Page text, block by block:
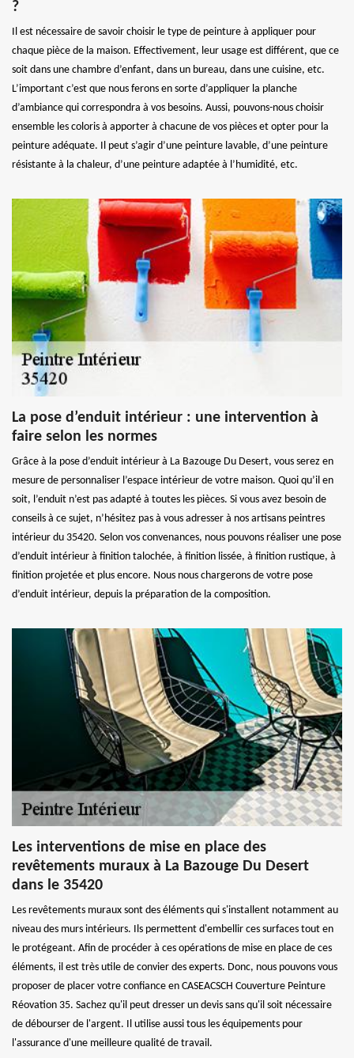
?
Il est nécessaire de savoir choisir le type de peinture à appliquer pour
chaque pièce de la maison. Effectivement, leur usage est différent, que ce
soit dans une chambre d’enfant, dans un bureau, dans une cuisine, etc.
L’important c’est que nous ferons en sorte d’appliquer la planche
d’ambiance qui correspondra à vos besoins. Aussi, pouvons-nous choisir
ensemble les coloris à apporter à chacune de vos pièces et opter pour la
peinture adéquate. Il peut s’agir d’une peinture lavable, d’une peinture
résistante à la chaleur, d’une peinture adaptée à l’humidité, etc.
La pose d’enduit intérieur : une intervention à
faire selon les normes
Grâce à la pose d’enduit intérieur à La Bazouge Du Desert, vous serez en
mesure de personnaliser l’espace intérieur de votre maison. Quoi qu’il en
soit, l’enduit n’est pas adapté à toutes les pièces. Si vous avez besoin de
conseils à ce sujet, n’hésitez pas à vous adresser à nos artisans peintres
intérieur du 35420. Selon vos convenances, nous pouvons réaliser une pose
d’enduit intérieur à finition talochée, à finition lissée, à finition rustique, à
finition projetée et plus encore. Nous nous chargerons de votre pose
d’enduit intérieur, depuis la préparation de la composition.
Les interventions de mise en place des
revêtements muraux à La Bazouge Du Desert
dans le 35420
Les revêtements muraux sont des éléments qui s'installent notamment au
niveau des murs intérieurs. Ils permettent d'embellir ces surfaces tout en
le protégeant. Afin de procéder à ces opérations de mise en place de ces
éléments, il est très utile de convier des experts. Donc, nous pouvons vous
proposer de placer votre confiance en CASEACSCH Couverture Peinture
Réovation 35. Sachez qu'il peut dresser un devis sans qu'il soit nécessaire
de débourser de l'argent. Il utilise aussi tous les équipements pour
l'assurance d'une meilleure qualité de travail.